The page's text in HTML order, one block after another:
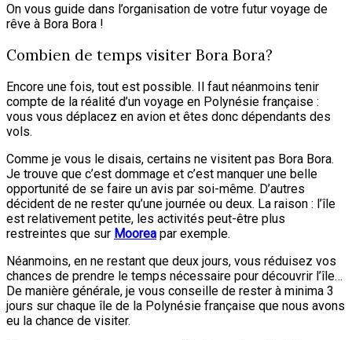
On vous guide dans l’organisation de votre futur voyage de
rêve à Bora Bora !
Combien de temps visiter Bora Bora?
Encore une fois, tout est possible. Il faut néanmoins tenir
compte de la réalité d’un voyage en Polynésie française :
vous vous déplacez en avion et êtes donc dépendants des
vols.
Comme je vous le disais, certains ne visitent pas Bora Bora.
Je trouve que c’est dommage et c’est manquer une belle
opportunité de se faire un avis par soi-même. D’autres
décident de ne rester qu’une journée ou deux. La raison : l’île
est relativement petite, les activités peut-être plus
restreintes que sur Moorea par exemple.
Néanmoins, en ne restant que deux jours, vous réduisez vos
chances de prendre le temps nécessaire pour découvrir l’île…
De manière générale, je vous conseille de rester à minima 3
jours sur chaque île de la Polynésie française que nous avons
eu la chance de visiter.